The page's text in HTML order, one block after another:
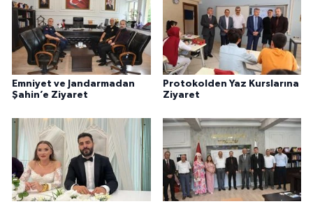
Emniyet ve Jandarmadan
Şahin’e Ziyaret
Protokolden Yaz Kurslarına
Ziyaret